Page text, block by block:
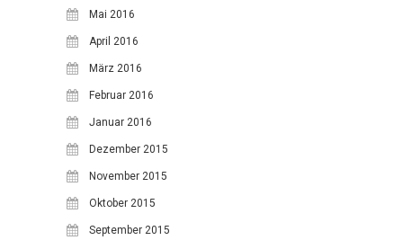
Mai 2016
April 2016
März 2016
Februar 2016
Januar 2016
Dezember 2015
November 2015
Oktober 2015
September 2015